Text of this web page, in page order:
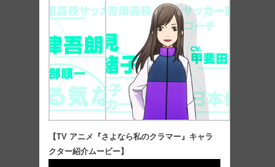
【TV アニメ『さよなら私のクラマー』キャラ
クター紹介ムービー】